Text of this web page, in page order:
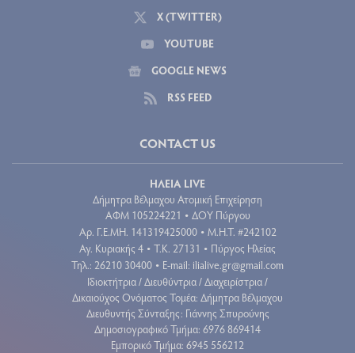
X (TWITTER)
YOUTUBE
GOOGLE NEWS
RSS FEED
CONTACT US
ΗΛΕΙΑ LIVE
Δήμητρα Βέλμαχου Ατομική Επιχείρηση
ΑΦΜ 105224221 • ΔΟΥ Πύργου
Aρ. Γ.Ε.ΜΗ. 141319425000 • Μ.Η.Τ. #242102
Αγ. Κυριακής 4 • Τ.Κ. 27131 • Πύργος Ηλείας
Τηλ.: 26210 30400 • E-mail: ilialive.gr@gmail.com
Ιδιοκτήτρια / Διευθύντρια / Διαχειρίστρια /
Δικαιούχος Ονόματος Τομέα: Δήμητρα Βέλμαχου
Διευθυντής Σύνταξης: Γιάννης Σπυρούνης
Δημοσιογραφικό Τμήμα: 6976 869414
Εμπορικό Τμήμα: 6945 556212